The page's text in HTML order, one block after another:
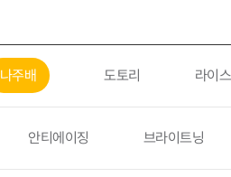
나주배 도토리 라이스
안티에이징 브라이트닝